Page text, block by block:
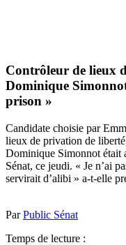
Contrôleur de lieux
Dominique
prison »
Candidate choisie par
lieux de privation de
Dominique Simonnot était
Sénat, ce jeudi. « Je n’ai
servirait d’alibi » a-t-elle
ParPublic Sénat
Temps de lecture :